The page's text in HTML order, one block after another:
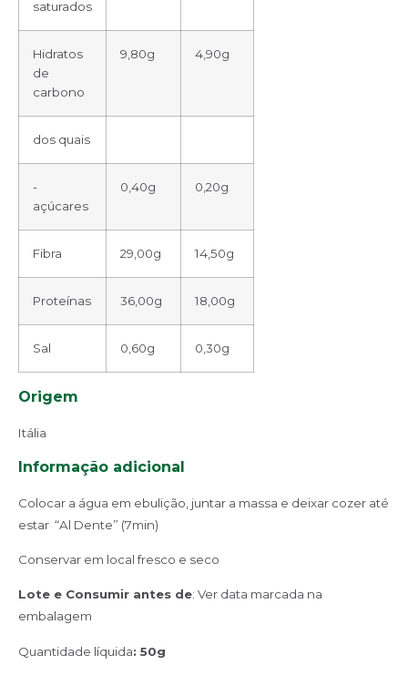
saturados
Hidratos
de
carbono
9,80g 4,90g
dos quais
-
açúcares
0,40g 0,20g
Fibra 29,00g 14,50g
Proteínas 36,00g 18,00g
Sal 0,60g 0,30g
Origem
Itália
Informação adicional
Colocar a água em ebulição, juntar a massa e deixar cozer até
estar “Al Dente” (7min)
Conservar em local fresco e seco
Lote e Consumir antes de: Ver data marcada na
embalagem
Quantidade líquida: 50g